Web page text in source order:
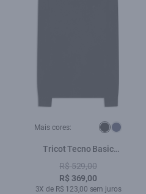
Mais cores:
Tricot Tecno Basic
Sweater Preto
R$ 529,00
R$ 369,00
3X de R$ 123,00 sem juros